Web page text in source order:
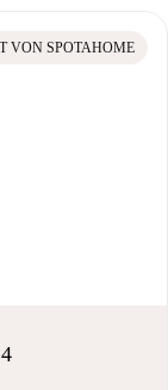
VON SPOTAHOME